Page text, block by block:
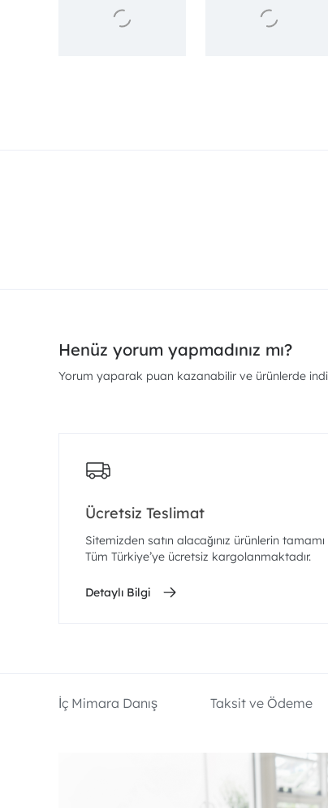
Henüz yorum yapmadınız mı?
Yorum yaparak puan kazanabilir ve ürünlerde
Ücretsiz Teslimat
Sitemizden satın alacağınız ürünlerin tamamı
Tüm Türkiye’ye ücretsiz kargolanmaktadır.
Detaylı Bilgi
İç Mimara Danış Taksit ve Ödeme